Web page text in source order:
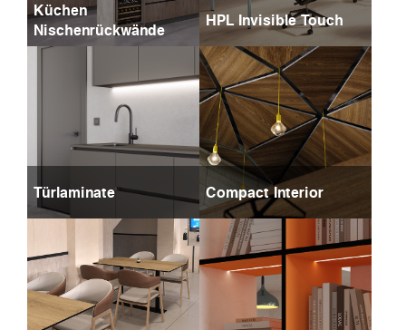
Küchen
Nischenrückwände
HPL Invisible Touch
Türlaminate Compact Interior